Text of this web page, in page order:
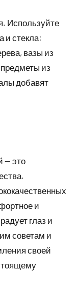
Используйте
и стекла:
вазы из
из
добавят
— это
и
глаз и
советам и
своей